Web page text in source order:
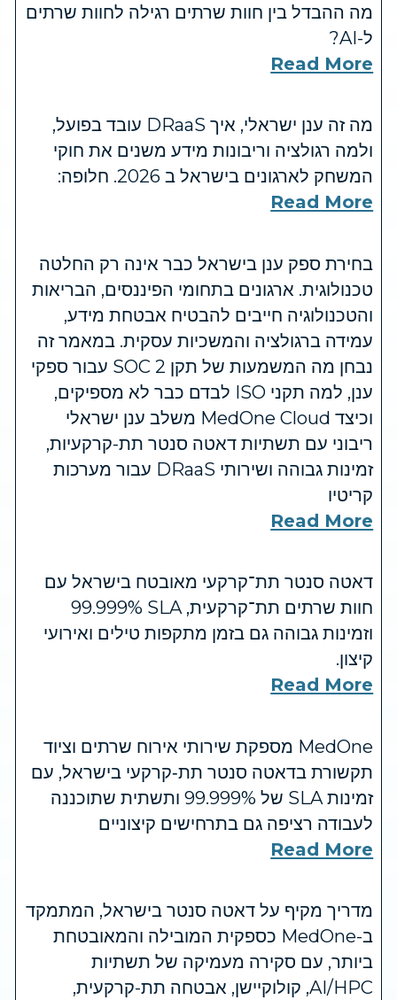
מה ההבדל בין חוות שרתים רגילה לחוות שרתים
ל-AI?
Read More
מה זה ענן ישראלי, איך DRaaS עובד בפועל,
ולמה רגולציה וריבונות מידע משנים את חוקי
המשחק לארגונים בישראל ב 2026. חלופה:
Read More
בחירת ספק ענן בישראל כבר אינה רק החלטה
טכנולוגית. ארגונים בתחומי הפיננסים, הבריאות
והטכנולוגיה חייבים להבטיח אבטחת מידע,
עמידה ברגולציה והמשכיות עסקית. במאמר זה
נבחן מה המשמעות של תקן SOC 2 עבור ספקי
ענן, למה תקני ISO לבדם כבר לא מספיקים,
וכיצד MedOne Cloud משלב ענן ישראלי
ריבוני עם תשתיות דאטה סנטר תת-קרקעיות,
זמינות גבוהה ושירותי DRaaS עבור מערכות
קריטיו
Read More
דאטה סנטר תת־קרקעי מאובטח בישראל עם
חוות שרתים תת־קרקעית, SLA ‏99.999%
וזמינות גבוהה גם בזמן מתקפות טילים ואירועי
קיצון.
Read More
MedOne מספקת שירותי אירוח שרתים וציוד
תקשורת בדאטה סנטר תת‑קרקעי בישראל, עם
זמינות SLA של 99.999% ותשתית שתוכננה
לעבודה רציפה גם בתרחישים קיצוניים
Read More
מדריך מקיף על דאטה סנטר בישראל, המתמקד
ב-MedOne כספקית המובילה והמאובטחת
ביותר, עם סקירה מעמיקה של תשתיות
AI/HPC, קולוקיישן, אבטחה תת-קרקעית,